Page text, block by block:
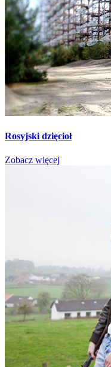
Rosyjski dzięcioł
Zobacz więcej